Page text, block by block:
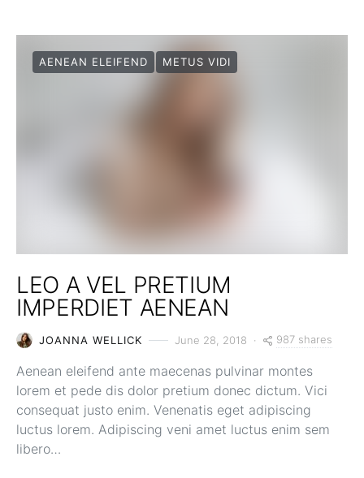
AENEAN ELEIFEND METUS VIDI
LEO A VEL PRETIUM
IMPERDIET AENEAN
JOANNA WELLICK June 28, 2018 987 shares
Aenean eleifend ante maecenas pulvinar montes
lorem et pede dis dolor pretium donec dictum. Vici
consequat justo enim. Venenatis eget adipiscing
luctus lorem. Adipiscing veni amet luctus enim sem
libero…